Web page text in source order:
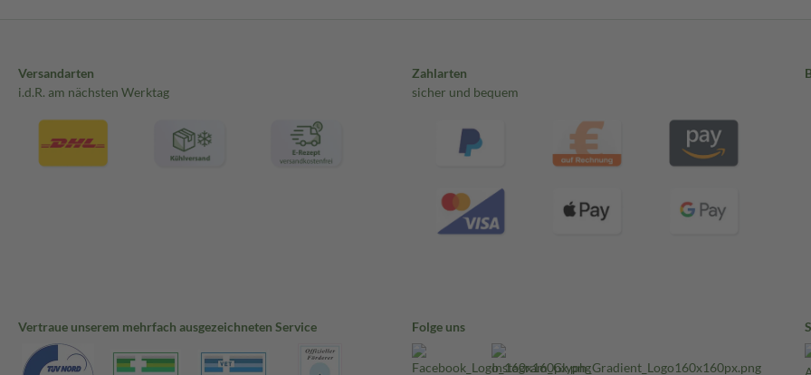
Versandarten
i.d.R. am nächsten Werktag
Zahlarten
sicher und bequem
Vertraue unserem mehrfach ausgezeichneten Service Folge uns